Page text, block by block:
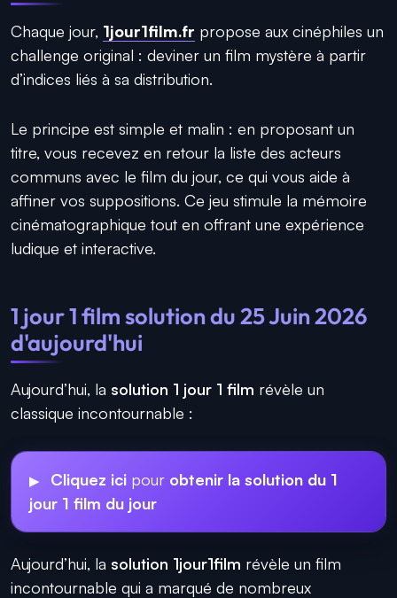
Chaque jour, 1jour1film.fr propose aux cinéphiles un
challenge original : deviner un film mystère à partir
d’indices liés à sa distribution.
Le principe est simple et malin : en proposant un
titre, vous recevez en retour la liste des acteurs
communs avec le film du jour, ce qui vous aide à
affiner vos suppositions. Ce jeu stimule la mémoire
cinématographique tout en offrant une expérience
ludique et interactive.
1 jour 1 film solution du 25 Juin 2026
d'aujourd'hui
Aujourd’hui, la solution 1 jour 1 film révèle un
classique incontournable :
Cliquez ici pour obtenir la solution du 1
jour 1 film du jour
Aujourd’hui, la solution 1jour1film révèle un film
incontournable qui a marqué de nombreux